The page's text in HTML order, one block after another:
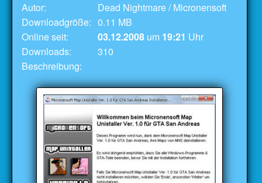
Autor:
Dead Nightmare / Micronensoft
Downloadgröße: 0.11 MB
Online seit:
03.12.2008 um 19:21 Uhr
Downloads:
310
Beschreibung: